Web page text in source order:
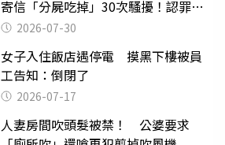
寄信「分屍吃掉」30次騷擾！認罪免
關 2026-07-30
女子入住飯店遇停電 摸黑下樓被員
工告知：倒閉了
2026-07-17
人妻房間吹頭髮被禁！ 公婆要求